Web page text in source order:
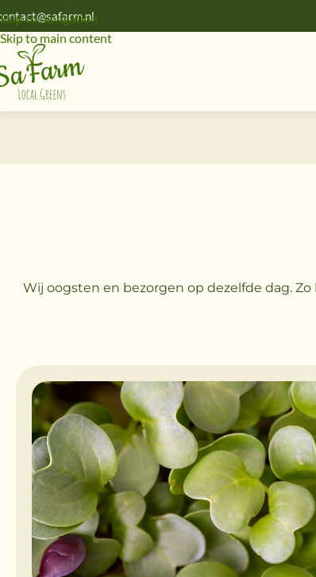
Skip to navigation
Skip to main content
Wij oogsten en bezorgen op dezelfde dag.